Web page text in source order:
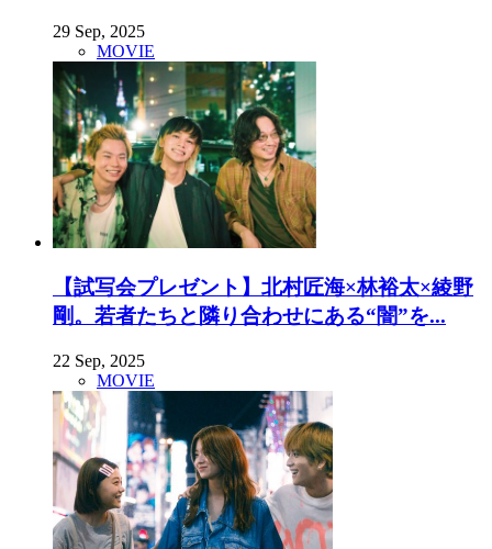
29 Sep, 2025
MOVIE
【試写会プレゼント】北村匠海×林裕太×綾野
剛。若者たちと隣り合わせにある“闇”を...
22 Sep, 2025
MOVIE